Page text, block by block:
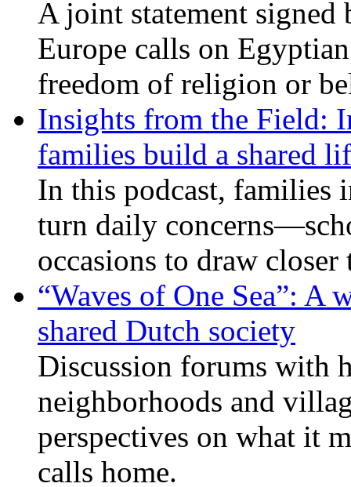
A joint statement signed
Europe calls on
freedom of religion or
Insights from the Field:
families build a shared
In this podcast, families
turn daily
occasions to draw
“Waves of One Sea”:
shared Dutch society
Discussion forums with
neighborhoods and
perspectives on what it
calls home.